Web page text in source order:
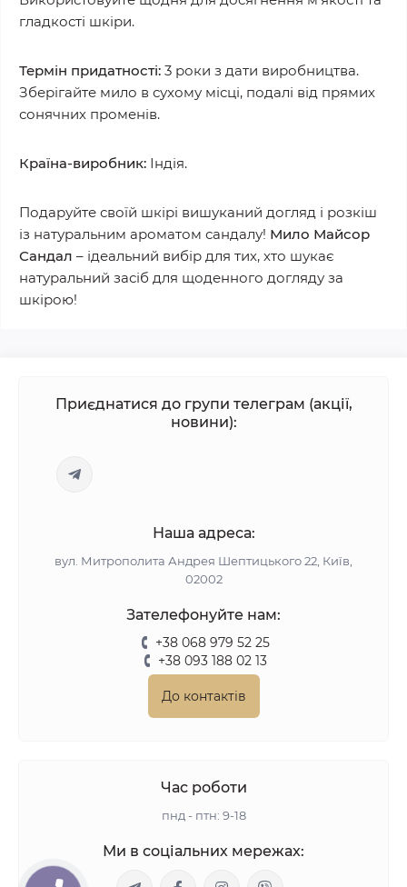
гладкості шкіри.
Термін придатності: 3 роки з дати виробництва.
Зберігайте мило в сухому місці, подалі від прямих
сонячних променів.
Країна-виробник: Індія.
Подаруйте своїй шкірі вишуканий догляд і розкіш
із натуральним ароматом сандалу! Мило Майсор
Сандал – ідеальний вибір для тих, хто шукає
натуральний засіб для щоденного догляду за
шкірою!
Приєднатися до групи телеграм (акції,
новини):
Наша адреса:
вул. Митрополита Андрея Шептицького 22, Київ,
02002
Зателефонуйте нам:
+38 068 979 52 25
+38 093 188 02 13
До контактів
Час роботи
пнд - птн: 9-18
Ми в соціальних мережах: